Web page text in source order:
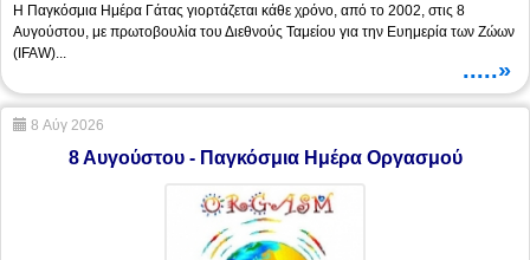
Η Παγκόσμια Ημέρα Γάτας γιορτάζεται κάθε χρόνο, από το 2002, στις 8
Αυγούστου, με πρωτοβουλία του Διεθνούς Ταμείου για την Ευημερία των Ζώων
(IFAW)...
.....»
8 Αύγ 2026
8 Αυγούστου - Παγκόσμια Ημέρα Oργασμού